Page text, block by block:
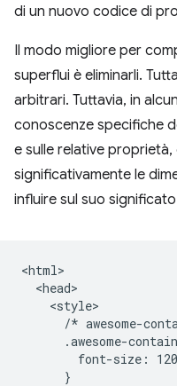
di un nuovo codice di
Il modo migliore per
superflui è eliminarli.
arbitrari. Tuttavia, in
conoscenze specifiche
e sulle relative
significativamente le
influire sul suo
<html>
  <head>
    <style>
/* awesome-
.awesome-
font-size:
      }